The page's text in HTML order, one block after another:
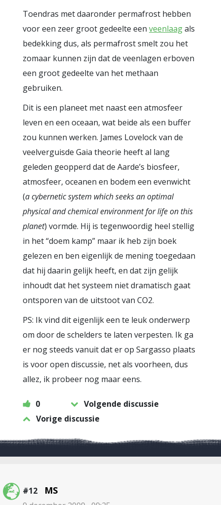
Toendras met daaronder permafrost hebben
voor een zeer groot gedeelte een veenlaagals
bedekking dus, als permafrost smelt zou het
zomaar kunnen zijn dat de veenlagen erboven
een groot gedeelte van het methaan
gebruiken.
Dit is een planeet met naast een atmosfeer
leven en een oceaan, wat beide als een buffer
zou kunnen werken. James Lovelock van de
veelverguisde Gaia theorie heeft al lang
geleden geopperd dat de Aarde’s biosfeer,
atmosfeer, oceanen en bodem een evenwicht
(a cybernetic system which seeks an optimal
physical and chemical environment for life on this
planet) vormde. Hij is tegenwoordig heel stellig
in het “doem kamp” maar ik heb zijn boek
gelezen en ben eigenlijk de mening toegedaan
dat hij daarin gelijk heeft, en dat zijn gelijk
inhoudt dat het systeem niet dramatisch gaat
ontsporen van de uitstoot van CO2.
PS: Ik vind dit eigenlijk een te leuk onderwerp
om door de schelders te laten verpesten. Ik ga
er nog steeds vanuit dat er op Sargasso plaats
is voor open discussie, net als voorheen, dus
allez, ik probeer nog maar eens.
0
Volgende discussie
Vorige discussie
#12 MS